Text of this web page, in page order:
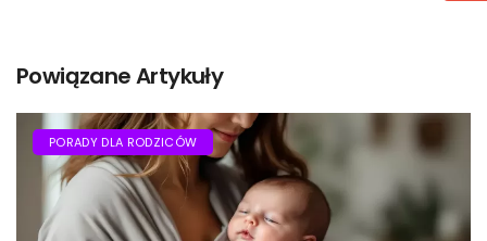
Powiązane Artykuły
PORADY DLA RODZICÓW